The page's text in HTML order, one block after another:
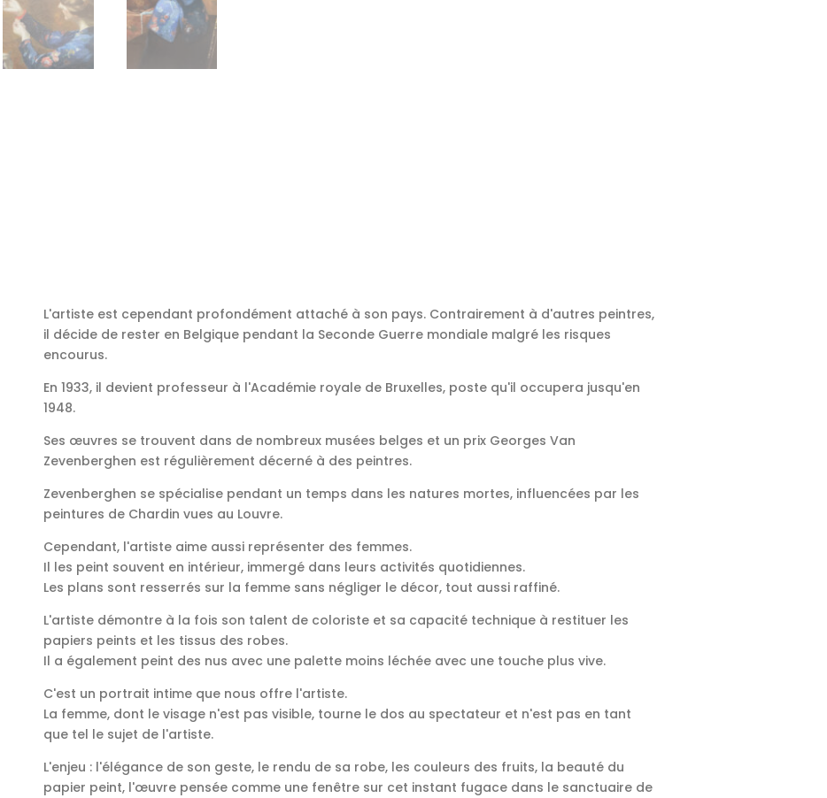
L'artiste est cependant profondément attaché à son pays. Contrairement à d'autres peintres,
il décide de rester en Belgique pendant la Seconde Guerre mondiale malgré les risques
encourus.
En 1933, il devient professeur à l'Académie royale de Bruxelles, poste qu'il occupera jusqu'en
1948.
Ses œuvres se trouvent dans de nombreux musées belges et un prix Georges Van
Zevenberghen est régulièrement décerné à des peintres.
Zevenberghen se spécialise pendant un temps dans les natures mortes, influencées par les
peintures de Chardin vues au Louvre.
Cependant, l'artiste aime aussi représenter des femmes.
Il les peint souvent en intérieur, immergé dans leurs activités quotidiennes.
Les plans sont resserrés sur la femme sans négliger le décor, tout aussi raffiné.
L'artiste démontre à la fois son talent de coloriste et sa capacité technique à restituer les
papiers peints et les tissus des robes.
Il a également peint des nus avec une palette moins léchée avec une touche plus vive.
C'est un portrait intime que nous offre l'artiste.
La femme, dont le visage n'est pas visible, tourne le dos au spectateur et n'est pas en tant
que tel le sujet de l'artiste.
L'enjeu : l'élégance de son geste, le rendu de sa robe, les couleurs des fruits, la beauté du
papier peint, l'œuvre pensée comme une fenêtre sur cet instant fugace dans le sanctuaire de